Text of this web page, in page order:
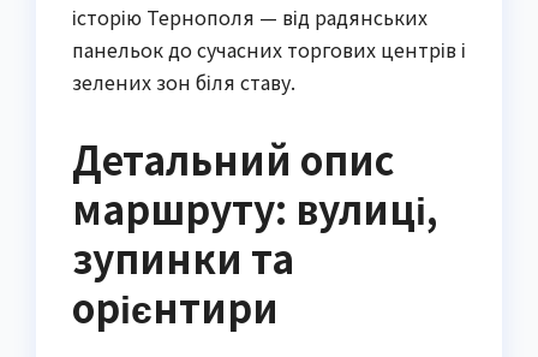
історію Тернополя — від радянських
панельок до сучасних торгових центрів і
зелених зон біля ставу.
Детальний опис
маршруту: вулиці,
зупинки та
орієнтири